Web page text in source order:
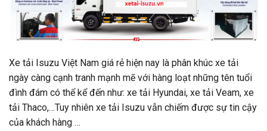
Xe tải Isuzu Việt Nam giá rẻ hiện nay là phân khúc xe tải
ngày càng cạnh tranh mạnh mẽ với hàng loạt những tên tuổi
đình đám có thể kể đến như: xe tải Hyundai, xe tải Veam, xe
tải Thaco,…Tuy nhiên xe tải Isuzu vẫn chiếm được sự tin cậy
của khách hàng …